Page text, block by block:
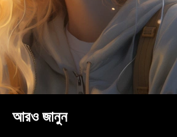
আরও জানুন